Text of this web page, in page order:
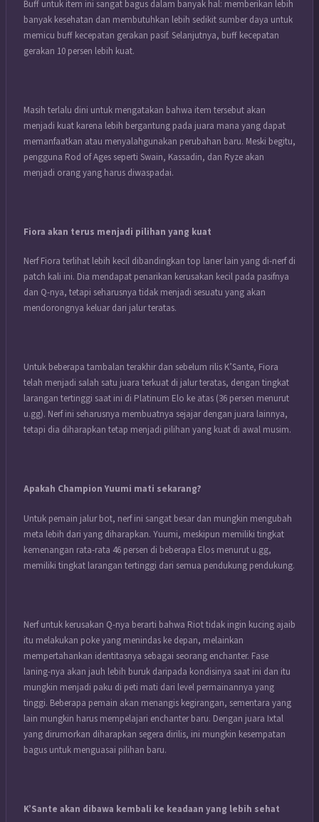
Buff untuk item ini sangat bagus dalam banyak hal: memberikan lebih
banyak kesehatan dan membutuhkan lebih sedikit sumber daya untuk
memicu buff kecepatan gerakan pasif. Selanjutnya, buff kecepatan
gerakan 10 persen lebih kuat.
Masih terlalu dini untuk mengatakan bahwa item tersebut akan
menjadi kuat karena lebih bergantung pada juara mana yang dapat
memanfaatkan atau menyalahgunakan perubahan baru. Meski begitu,
pengguna Rod of Ages seperti Swain, Kassadin, dan Ryze akan
menjadi orang yang harus diwaspadai.
Fiora akan terus menjadi pilihan yang kuat
Nerf Fiora terlihat lebih kecil dibandingkan top laner lain yang di-nerf di
patch kali ini. Dia mendapat penarikan kerusakan kecil pada pasifnya
dan Q-nya, tetapi seharusnya tidak menjadi sesuatu yang akan
mendorongnya keluar dari jalur teratas.
Untuk beberapa tambalan terakhir dan sebelum rilis K’Sante, Fiora
telah menjadi salah satu juara terkuat di jalur teratas, dengan tingkat
larangan tertinggi saat ini di Platinum Elo ke atas (36 persen menurut
u.gg). Nerf ini seharusnya membuatnya sejajar dengan juara lainnya,
tetapi dia diharapkan tetap menjadi pilihan yang kuat di awal musim.
Apakah Champion Yuumi mati sekarang?
Untuk pemain jalur bot, nerf ini sangat besar dan mungkin mengubah
meta lebih dari yang diharapkan. Yuumi, meskipun memiliki tingkat
kemenangan rata-rata 46 persen di beberapa Elos menurut u.gg,
memiliki tingkat larangan tertinggi dari semua pendukung pendukung.
Nerf untuk kerusakan Q-nya berarti bahwa Riot tidak ingin kucing ajaib
itu melakukan poke yang menindas ke depan, melainkan
mempertahankan identitasnya sebagai seorang enchanter. Fase
laning-nya akan jauh lebih buruk daripada kondisinya saat ini dan itu
mungkin menjadi paku di peti mati dari level permainannya yang
tinggi. Beberapa pemain akan menangis kegirangan, sementara yang
lain mungkin harus mempelajari enchanter baru. Dengan juara Ixtal
yang dirumorkan diharapkan segera dirilis, ini mungkin kesempatan
bagus untuk menguasai pilihan baru.
K’Sante akan dibawa kembali ke keadaan yang lebih sehat